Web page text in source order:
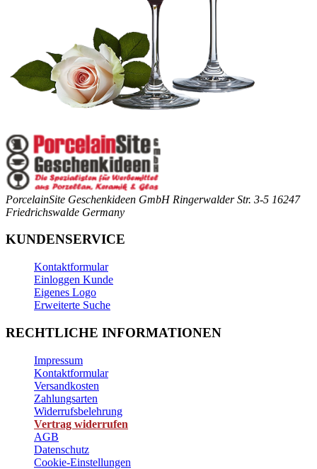
PorcelainSite Geschenkideen GmbH Ringerwalder Str. 3-5 16247
Friedrichswalde Germany
KUNDENSERVICE
Kontaktformular
Einloggen Kunde
Eigenes Logo
Erweiterte Suche
RECHTLICHE INFORMATIONEN
Impressum
Kontaktformular
Versandkosten
Zahlungsarten
Widerrufsbelehrung
Vertrag widerrufen
AGB
Datenschutz
Cookie-Einstellungen